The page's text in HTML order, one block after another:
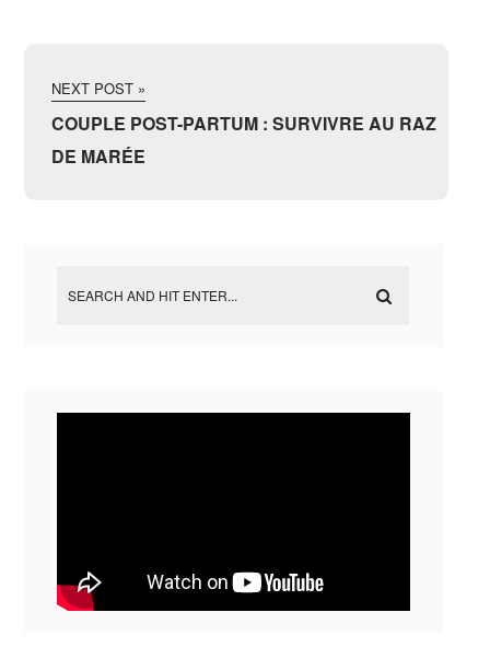
NEXT POST »
COUPLE POST-PARTUM : SURVIVRE AU RAZ
DE MARÉE